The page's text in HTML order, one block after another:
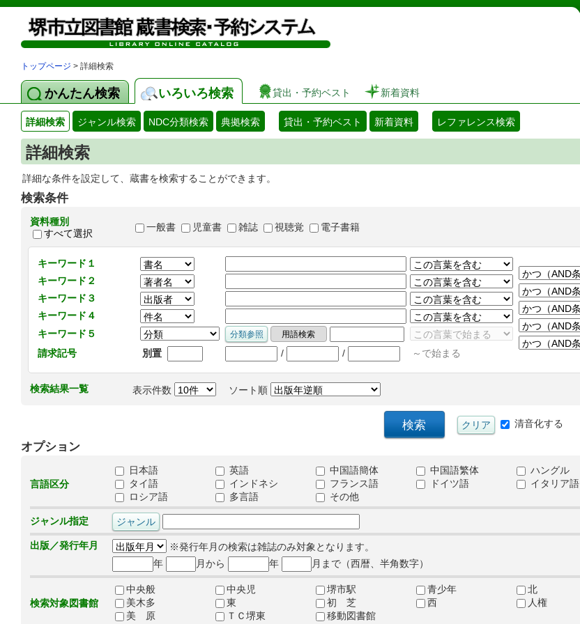
図書館 蔵書検索・予約システム
トップページ > 詳細検索
かんたん検索 いろいろ検索 貸出・予約ベスト 新着資料
詳細検索 ジャンル検索 NDC分類検索 典拠検索 貸出・予約ベスト 新着資料 レファレンス検索
詳細検索
詳細な条件を設定して、蔵書を検索することができます。
検索条件
資料種別
すべて選択
一般書 児童書 雑誌 視聴覚 電子書籍
キーワード１
キーワード２
キーワード３
キーワード４
キーワード５
請求記号
別置 / / ～で始まる
検索結果一覧 表示件数 ソート順
清音化する
オプション
言語区分
日本語 英語 中国語簡体 中国語繁体 ハングル
タイ語
インドネシ フランス語 ドイツ語 イタリア語
ロシア語
多言語 その他
ジャンル指定
出版／発行年月
※発行年月の検索は雑誌のみ対象となります。
年
月から 年 月まで（西暦、半角数字）
検索対象図書館
中央般 中央児 堺市駅 青少年 北
美木多
東 初 芝 西 人権
美 原
ＴＣ堺東 移動図書館